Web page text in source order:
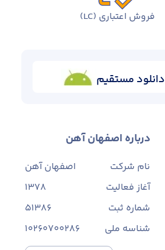
فروش اعتباری (LC)
دانلود مستقیم
درباره اصفهان آهن
نام شرکت
اصفهان آهن
آغاز فعالیت
1378
شماره ثبت
۵۱۳۸۶
شناسه ملی
10260700286